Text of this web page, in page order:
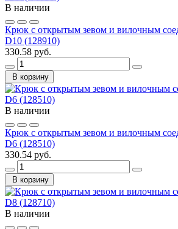
В наличии
Крюк с открытым зевом и вилочным
D10 (128910)
330.58 руб.
В корзину
В наличии
Крюк с открытым зевом и вилочным
D6 (128510)
330.54 руб.
В корзину
В наличии